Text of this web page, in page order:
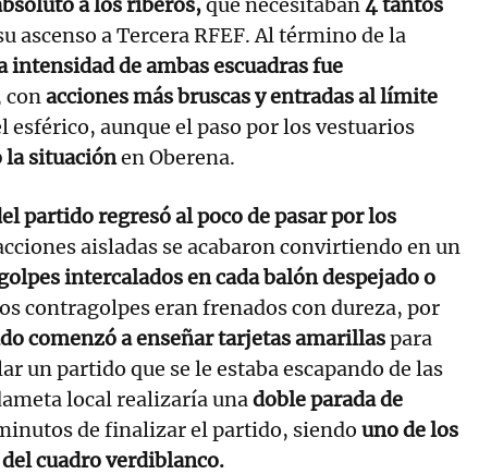
ascenso a Tercera RFEF. Al término de la
intensidad de ambas escuadras fue
conacciones más bruscas y entradas al límite
esférico, aunque el paso por los vestuarios
situaciónen Oberena.
partido regresó al poco de pasar por los
aisladas se acabaron convirtiendo en un
intercalados en cada balón despejado o
contragolpes eran frenados con dureza, por
comenzó a enseñar tarjetas amarillaspara
un partido que se le estaba escapando de las
local realizaría unadoble parada de
de finalizar el partido, siendo uno de los
cuadro verdiblanco.